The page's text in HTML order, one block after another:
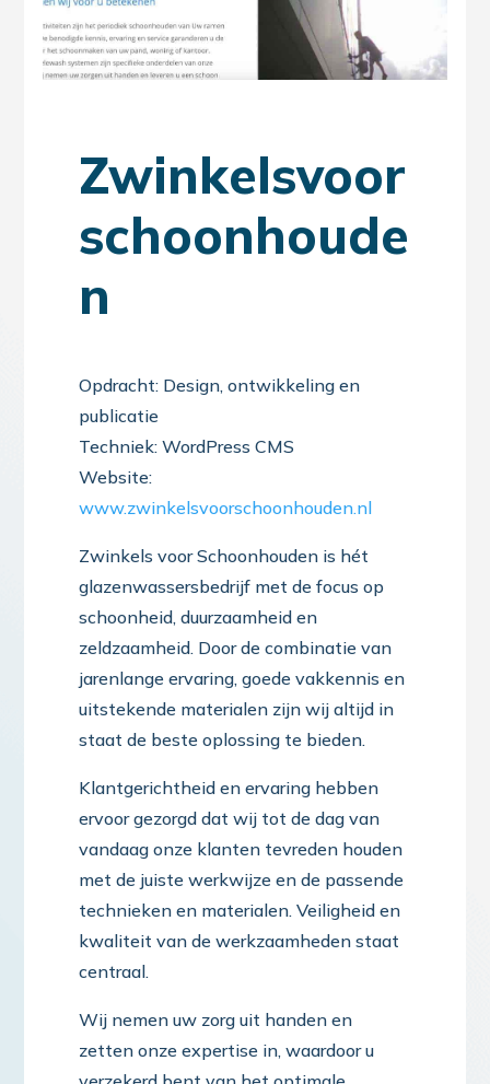
Zwinkelsvoor
schoonhoude
n
Opdracht: Design, ontwikkeling en
publicatie
Techniek: WordPress CMS
Website:
www.zwinkelsvoorschoonhouden.nl
Zwinkels voor Schoonhouden is hét
glazenwassersbedrijf met de focus op
schoonheid, duurzaamheid en
zeldzaamheid. Door de combinatie van
jarenlange ervaring, goede vakkennis en
uitstekende materialen zijn wij altijd in
staat de beste oplossing te bieden.
Klantgerichtheid en ervaring hebben
ervoor gezorgd dat wij tot de dag van
vandaag onze klanten tevreden houden
met de juiste werkwijze en de passende
technieken en materialen. Veiligheid en
kwaliteit van de werkzaamheden staat
centraal.
Wij nemen uw zorg uit handen en
zetten onze expertise in, waardoor u